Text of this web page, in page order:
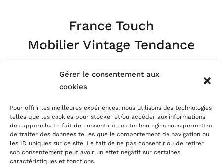
Gérer le consentement aux
cookies
Pour offrir les meilleures expériences, nous utilisons des technologies
telles que les cookies pour stocker et/ou accéder aux informations
des appareils. Le fait de consentir à ces technologies nous permettra
de traiter des données telles que le comportement de navigation ou
les ID uniques sur ce site. Le fait de ne pas consentir ou de retirer
son consentement peut avoir un effet négatif sur certaines
caractéristiques et fonctions.
France Touch
Mobilier Vintage Tendance
Appelez-nous
06.09.63.07.95
Par Mail
atelier@francetouch.fr